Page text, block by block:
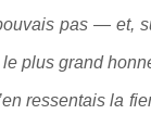
pas — et,
le plus grand
ressentais la